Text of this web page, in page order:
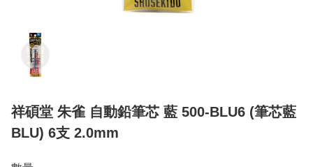
祥碩堂 朱雀 自動鉛筆芯 藍 500-BLU6 (筆芯藍
BLU) 6支 2.0mm